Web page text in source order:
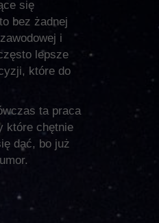
się
bez żadnej
i
lepsze
które do
ta praca
które chętnie
dać, bo już